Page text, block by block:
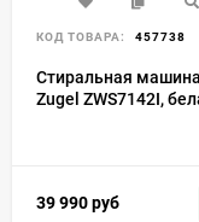
КОД ТОВАРА: 457738
Стиральная машина
Zugel ZWS7142I,
39 990руб